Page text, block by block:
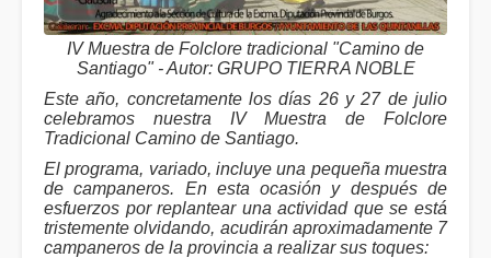
IV Muestra de Folclore tradicional "Camino de
Santiago" - Autor: GRUPO TIERRA NOBLE
Este año, concretamente los días 26 y 27 de julio
celebramos nuestra IV Muestra de Folclore
Tradicional Camino de Santiago.
El programa, variado, incluye una pequeña muestra
de campaneros. En esta ocasión y después de
esfuerzos por replantear una actividad que se está
tristemente olvidando, acudirán aproximadamente 7
campaneros de la provincia a realizar sus toques: